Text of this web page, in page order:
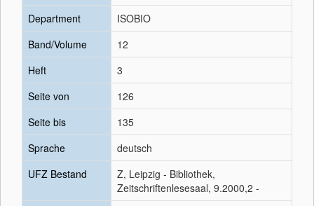
Department
ISOBIO
Band/Volume
12
Heft
3
Seite von
126
Seite bis
135
Sprache
deutsch
UFZ Bestand
Z, Leipzig - Bibliothek,
Zeitschriftenlesesaal, 9.2000,2 -